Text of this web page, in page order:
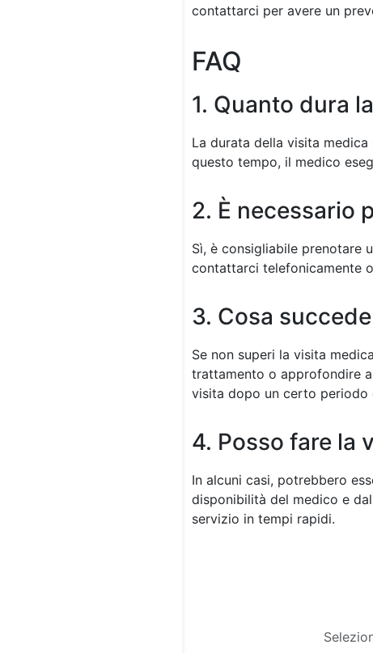
contattarci per avere un
FAQ
1. Quanto dura
La durata della visita
questo tempo, il medico
2. È necessario
Sì, è consigliabile prenotare
contattarci telefonicamente
3. Cosa
Se non superi la visita
trattamento o approfondire
visita dopo un certo periodo
4. Posso fare la
In alcuni casi, potrebbero
disponibilità del medico e
servizio in tempi rapidi.